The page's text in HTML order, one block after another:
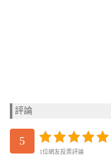
評論
5
1位網友投票評論